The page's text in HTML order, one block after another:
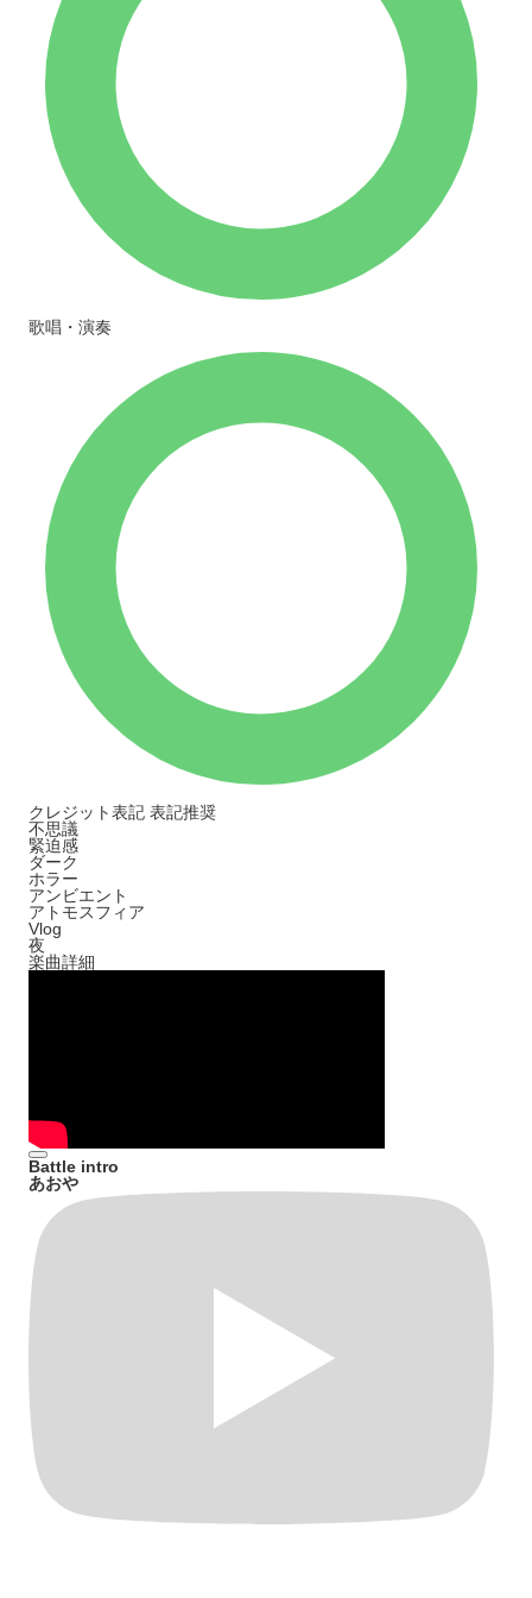
歌唱・演奏
クレジット表記 表記推奨
不思議
緊迫感
ダーク
ホラー
アンビエント
アトモスフィア
Vlog
夜
楽曲詳細
Battle intro
あおや